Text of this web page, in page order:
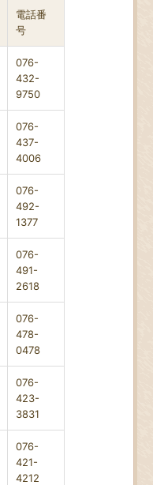
電話番
号
076-
432-
9750
076-
437-
4006
076-
492-
1377
076-
491-
2618
076-
478-
0478
076-
423-
3831
076-
421-
4212